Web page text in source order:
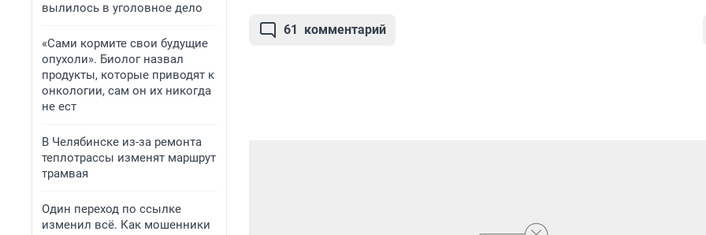
вылилось в уголовное дело
«Сами кормите свои будущие
опухоли». Биолог назвал
продукты, которые приводят к
онкологии, сам он их никогда
не ест
В Челябинске из-за ремонта
теплотрассы изменят маршрут
трамвая
Один переход по ссылке
изменил всё. Как мошенники
61 комментарий